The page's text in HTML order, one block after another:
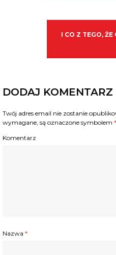
I CO Z TEGO, ŻE
DODAJ KOMENTARZ
Twój adres email nie zostanie
wymagane, są oznaczone symbolem *
Komentarz
Nazwa *